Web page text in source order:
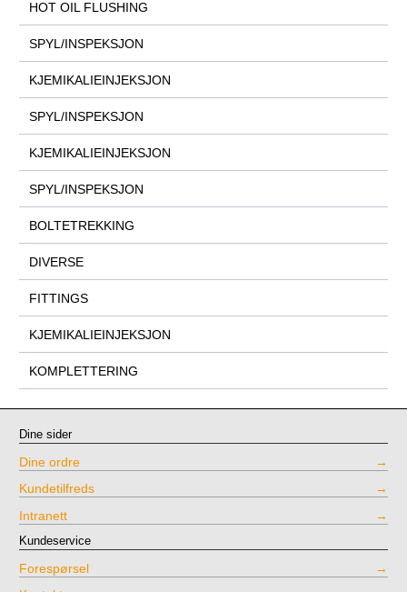
HOT OIL FLUSHING
SPYL/INSPEKSJON
KJEMIKALIEINJEKSJON
SPYL/INSPEKSJON
KJEMIKALIEINJEKSJON
SPYL/INSPEKSJON
BOLTETREKKING
DIVERSE
FITTINGS
KJEMIKALIEINJEKSJON
KOMPLETTERING
Dine sider
Dine ordre
Kundetilfreds
Intranett
Kundeservice
Forespørsel